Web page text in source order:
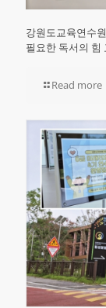
강원도교육연수
필요한 독서의 힘
Read more